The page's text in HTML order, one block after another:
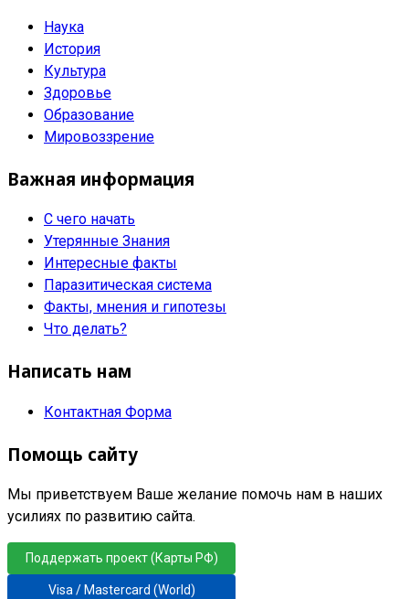
Наука
История
Культура
Здоровье
Образование
Мировоззрение
Важная информация
С чего начать
Утерянные Знания
Интересные факты
Паразитическая система
Факты, мнения и гипотезы
Что делать?
Написать нам
Контактная Форма
Помощь сайту
Мы приветствуем Ваше желание помочь нам в наших
усилиях по развитию сайта.
Поддержать проект (Карты РФ)
Visa / Mastercard (World)